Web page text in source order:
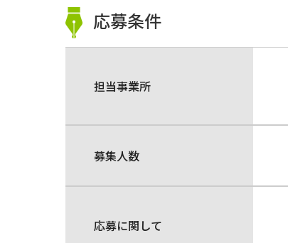
応募条件
担当事業所
募集人数
応募に関して